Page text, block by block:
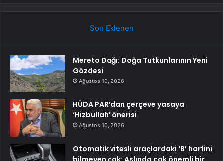
Son Eklenen
Mereto Dağı: Doğa Tutkunlarının Yeni
Gözdesi
Ağustos 10, 2026
HÜDA PAR’dan çerçeve yasaya
‘Hizbullah’ önerisi
Ağustos 10, 2026
Otomatik vitesli araçlardaki ‘B’ harfini
bilmeyen çok: Aslında çok önemli bir